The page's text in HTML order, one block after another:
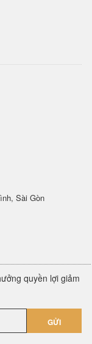
Sài Gòn
quyền lợi giảm
GỬI